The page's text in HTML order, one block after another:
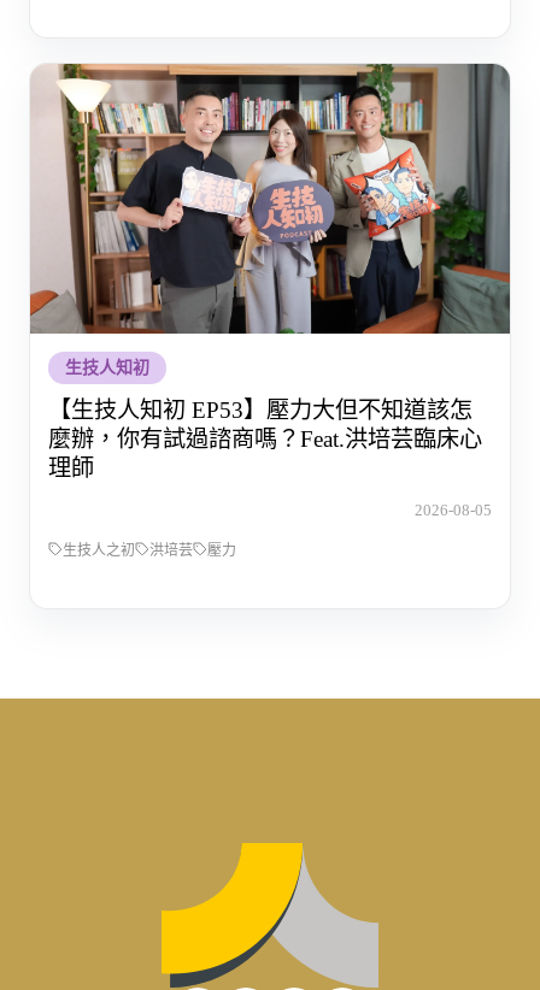
生技人知初
【生技人知初 EP53】壓力大但不知道該怎
麼辦，你有試過諮商嗎？Feat.洪培芸臨床心
理師
2026-08-05
生技人之初 洪培芸 壓力